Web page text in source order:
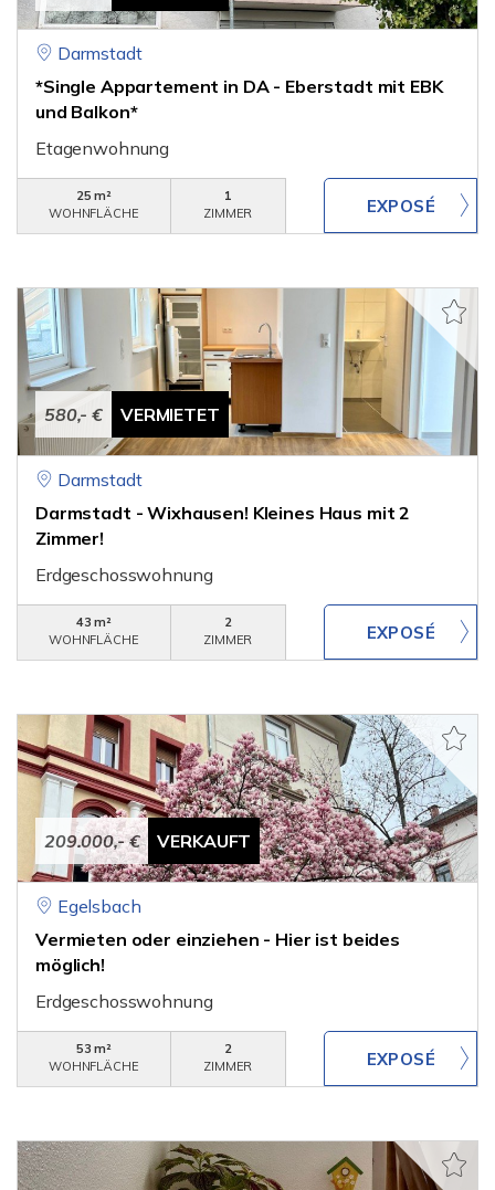
Darmstadt
*Single Appartement in DA - Eberstadt mit EBK
und Balkon*
Etagenwohnung
25 m²
WOHNFLÄCHE
1
ZIMMER
580,- € VERMIETET
Darmstadt
Darmstadt - Wixhausen! Kleines Haus mit 2
Zimmer!
Erdgeschosswohnung
43 m²
WOHNFLÄCHE
2
ZIMMER
209.000,- € VERKAUFT
Egelsbach
Vermieten oder einziehen - Hier ist beides
möglich!
Erdgeschosswohnung
53 m²
WOHNFLÄCHE
2
ZIMMER